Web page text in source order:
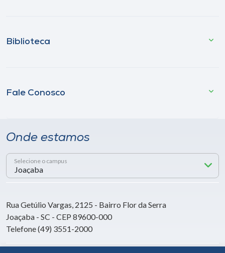
Biblioteca
Fale Conosco
Onde estamos
Selecione o campus
Rua Getúlio Vargas, 2125 - Bairro Flor da Serra
Joaçaba - SC - CEP 89600-000
Telefone (49) 3551-2000